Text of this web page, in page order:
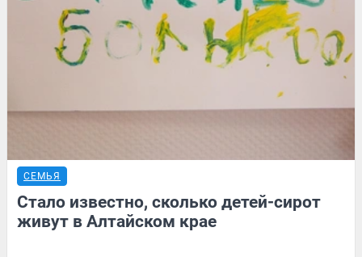
СЕМЬЯ
Стало известно, сколько детей-сирот
живут в Алтайском крае